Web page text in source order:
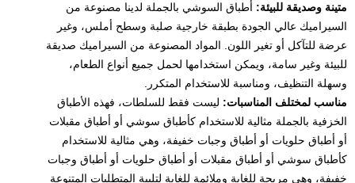
متينة وصديقة للبيئة: أطباق السوشي بالجملة لدينا مصنوعة من
السيراميك عالي الجودة بطبقة خارجية صلبة وسطح أملس، وغير
عرضة للتآكل أو تغير اللون. المواد المصنوعة من السيراميك صديقة
للبيئة وغير سامة، ويمكن استخدامها لحمل جميع أنواع الطعام،
وسهلة التنظيف، ومناسبة للاستخدام المتكرر.
مناسب لمختلف المناسبات: ليست فقط للسلطات، فهذه الأطباق
الخزفية بالجملة مثالية للاستخدام كأطباق سوشي أو أطباق مقبلات
أو أطباق حلويات أو أطباق وجبات خفيفة، وهي مثالية للاستخدام
كأطباق سوشي أو أطباق مقبلات أو أطباق حلويات أو أطباق وجبات
خفيفة، وهي مريحة للغاية وملائمة للغاية لتلبية المتطلبات المتنوعة